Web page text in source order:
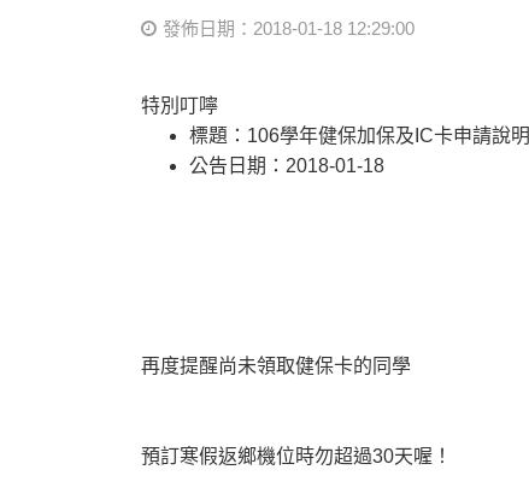
發佈日期：2018-01-18 12:29:00
特別叮嚀
標題：106學年健保加保及IC卡申請說明
公告日期：2018-01-18
再度提醒尚未領取健保卡的同學
預訂寒假返鄉機位時勿超過30天喔！